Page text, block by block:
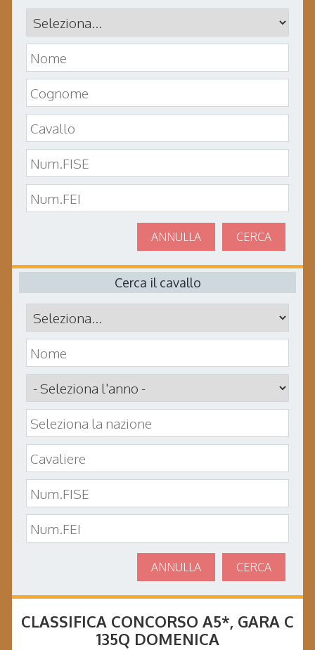
CERCA
ANNULLA
Cerca il cavallo
CERCA
ANNULLA
CLASSIFICA CONCORSO A5*, GARA C
135Q DOMENICA